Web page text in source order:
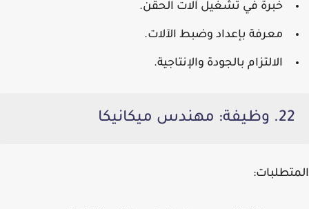
خبرة في تشغيل آلات الحقن.
معرفة بإعداد وضبط الآلات.
الالتزام بالجودة والإنتاجية.
22. وظيفة: مهندس ميكانيكا
المتطلبات: